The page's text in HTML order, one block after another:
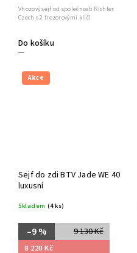
Do košíku
Vhozový sejf od společnosti Richter
Czech s 2 trezorovými klíči
Akce
Sejf do zdi BTV Jade WE 40
luxusní
Skladem (4 ks)
9 130 Kč
–9 %
8 220 Kč